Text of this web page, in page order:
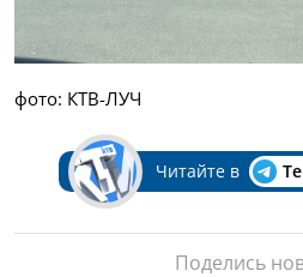
фото: КТВ-ЛУЧ
Читайте в
Поделись